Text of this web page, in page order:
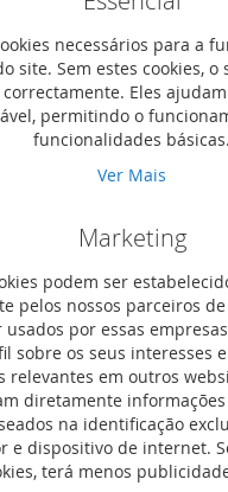
de fixação e painéis para
platinas reguláveis (19)
de fixação e painéis para
em platinas reguláveis(11)
de fixação e painéis para
frontais ou posteriores em
de fixação e painéis para
ou seccionáveis e inversor de
de distribuição salientes
de distribuição de encastrar
(0)
de distribuição salientes
por fila(17)
e armários e celas de
de cabos(2)
de fixação e painéis para
necessários para a
site. Sem estes cookies, o
Eles
permitindo o
funcionalidades básicas.
Ver Mais
Marketing
podem ser
pelos nossos parceiros
usados por essas
sobre os seus interesses
relevantes em outros
diretamente informações
na identificação
e dispositivo de internet.
terá menos